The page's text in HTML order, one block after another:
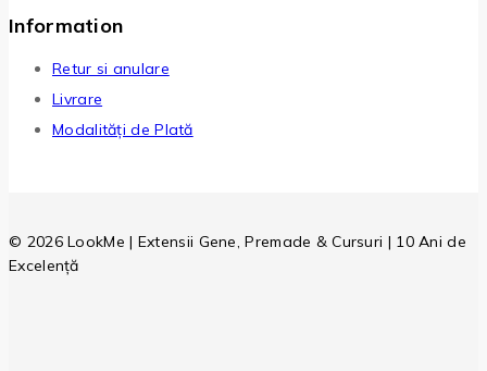
Information
Retur si anulare
Livrare
Modalități de Plată
© 2026 LookMe | Extensii Gene, Premade & Cursuri | 10 Ani de
Excelență